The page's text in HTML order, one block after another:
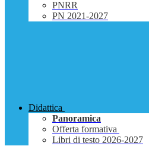
PNRR
PN 2021-2027
Didattica
Panoramica
Offerta formativa
Libri di testo 2026-2027